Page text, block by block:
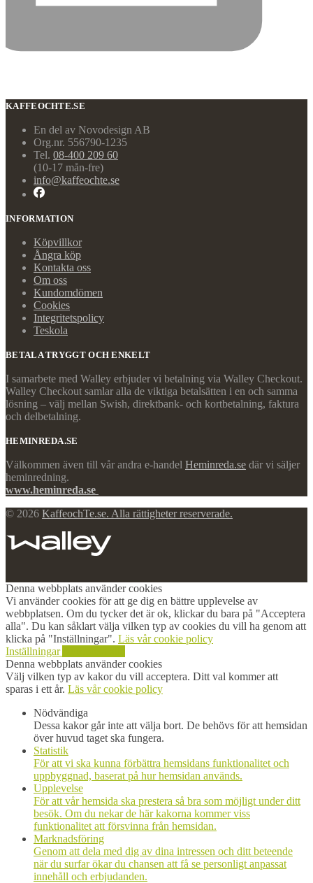
KAFFEOCHTE.SE
En del av Novodesign AB
Org.nr. 556790-1235
Tel. 08-400 209 60
(10-17 mån-fre)
info@kaffeochte.se
INFORMATION
Köpvillkor
Ångra köp
Kontakta oss
Om oss
Kundomdömen
Cookies
Integritetspolicy
Teskola
BETALA TRYGGT OCH ENKELT
I samarbete med Walley erbjuder vi betalning via Walley Checkout.
Walley Checkout samlar alla de viktiga betalsätten i en och samma
lösning – välj mellan Swish, direktbank- och kortbetalning, faktura
och delbetalning.
HEMINREDA.SE
Välkommen även till vår andra e-handel Heminreda.se där vi säljer
heminredning.
www.heminreda.se
© 2026 KaffeochTe.se. Alla rättigheter reserverade.
Denna webbplats använder cookies
Vi använder cookies för att ge dig en bättre upplevelse av
webbplatsen. Om du tycker det är ok, klickar du bara på "Acceptera
alla". Du kan såklart välja vilken typ av cookies du vill ha genom att
klicka på "Inställningar". Läs vår cookie policy
Inställningar
Denna webbplats använder cookies
Välj vilken typ av kakor du vill acceptera. Ditt val kommer att
sparas i ett år. Läs vår cookie policy
Nödvändiga
Dessa kakor går inte att välja bort. De behövs för att hemsidan
över huvud taget ska fungera.
Statistik
För att vi ska kunna förbättra hemsidans funktionalitet och
uppbyggnad, baserat på hur hemsidan används.
Upplevelse
För att vår hemsida ska prestera så bra som möjligt under ditt
besök. Om du nekar de här kakorna kommer viss
funktionalitet att försvinna från hemsidan.
Marknadsföring
Genom att dela med dig av dina intressen och ditt beteende
när du surfar ökar du chansen att få se personligt anpassat
innehåll och erbjudanden.